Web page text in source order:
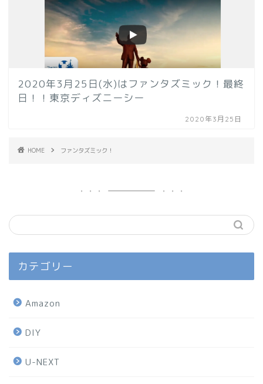
2020年3月25日(水)はファンタズミック！最終
日！！東京ディズニーシー
2020年3月25日
HOME ファンタズミック！
カテゴリー
Amazon
DIY
U-NEXT